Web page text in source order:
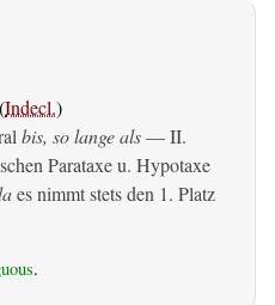
(Indecl.)
bis, so lange als— II.
Parataxe u. Hypotaxe
es nimmt stets den 1. Platz
.